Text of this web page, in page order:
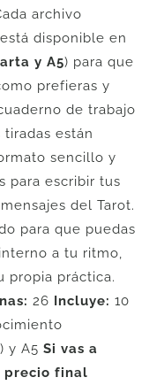
archivo
disponible en
y A5) para que
prefieras y
de trabajo
tiradas están
sencillo y
para escribir tus
del Tarot.
para que puedas
a tu ritmo,
propia práctica.
26 Incluye: 10
y A5 Si vas a
precio final